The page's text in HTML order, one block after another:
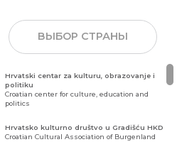
ВЫБОР СТРАНЫ
Hrvatski centar za kulturu, obrazovanje i
politiku
Croatian center for culture, education and
politics
Hrvatsko kulturno društvo u Gradišću HKD
Croatian Cultural Association of Burgenland